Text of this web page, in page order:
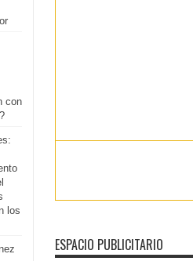
con
los
ESPACIO PUBLICITARIO